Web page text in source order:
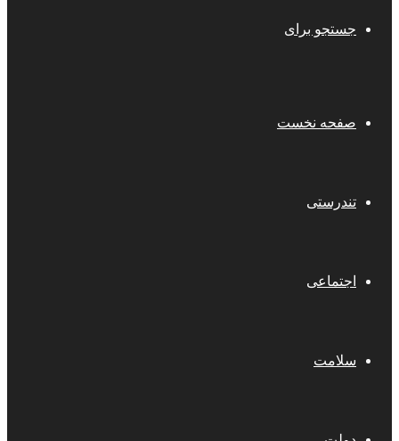
جستجو برای
صفحه نخست
تندرستی
اجتماعی
سلامت